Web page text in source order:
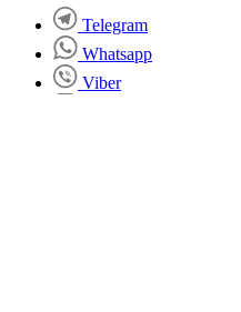
Telegram
Whatsapp
Viber